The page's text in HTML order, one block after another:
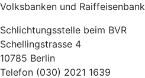
Volksbanken und
Schlichtungsstelle beim BVR
Schellingstrasse 4
10785 Berlin
Telefon (030) 2021 1639